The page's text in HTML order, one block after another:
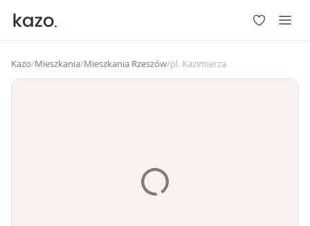
Kazo/Mieszkania/Mieszkania Rzeszów/pl. Kazimierza